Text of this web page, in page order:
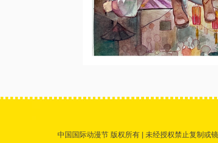
中国国际动漫节 版权所有 | 未经授权禁止复制或